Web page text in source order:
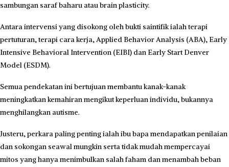
sambungan saraf baharu atau brain plasticity.
Antara intervensi yang disokong oleh bukti saintifik ialah terapi
pertuturan, terapi cara kerja, Applied Behavior Analysis (ABA), Early
Intensive Behavioral Intervention (EIBI) dan Early Start Denver
Model (ESDM).
Semua pendekatan ini bertujuan membantu kanak-kanak
meningkatkan kemahiran mengikut keperluan individu, bukannya
menghilangkan autisme.
Justeru, perkara paling penting ialah ibu bapa mendapatkan penilaian
dan sokongan seawal mungkin serta tidak mudah mempercayai
mitos yang hanya menimbulkan salah faham dan menambah beban